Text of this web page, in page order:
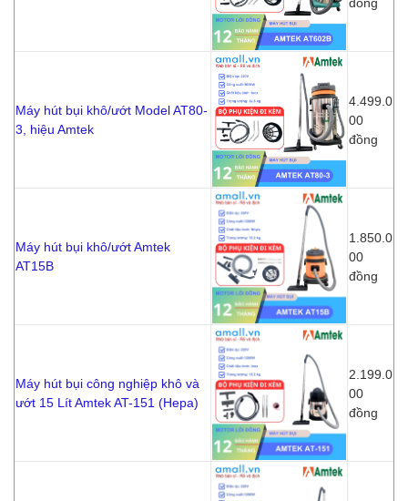
Máy hút bụi khô/ướt Model AT80-
3, hiệu Amtek
4.499.0
00
đồng
Máy hút bụi khô/ướt Amtek
AT15B
1.850.0
00
đồng
Máy hút bụi công nghiệp khô và
ướt 15 Lít Amtek AT-151 (Hepa)
2.199.0
00
đồng